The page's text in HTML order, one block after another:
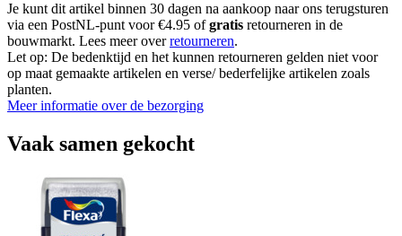
Je kunt dit artikel binnen 30 dagen na aankoop naar ons terugsturen
via een PostNL-punt voor €4.95 ofgratis retourneren in de
bouwmarkt. Lees meer overretourneren.
Let op: De bedenktijd en het kunnen retourneren gelden niet voor
op maat gemaakte artikelen en verse/ bederfelijke artikelen zoals
planten.
Meer informatie over de bezorging
Vaak samen gekocht